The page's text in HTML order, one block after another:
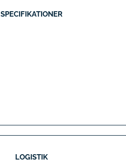
SPECIFIKATIONER
LOGISTIK